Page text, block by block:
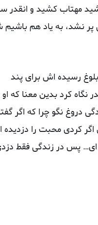
مهتاب کشید و انقدر
نشد، به یاد هم باشیم
ﺭﺳﯿﺪﻩ ﺍﺵ ﺑﺮﺍﯼ ﭘﻨﺪ
ﮐﺮﺩ ﺑﺪﯾﻦ ﻣﻌﻨﺎ ﮐﻪ ﺍﻭ
ﺩﺭﻭﻍ ﻧﮕﻮ ﭼﺮﺍ ﮐﻪ ﺍﮔﺮ
ﮐﺮﺩﯼ ﻣﺤﺒﺖ ﺭﺍ ﺩﺯﺩﯾﺪﻩ
ﺍی… ﭘﺲ ﺩﺭ ﺯﻧﺪﮔﯽ ﻓﻘﻂ